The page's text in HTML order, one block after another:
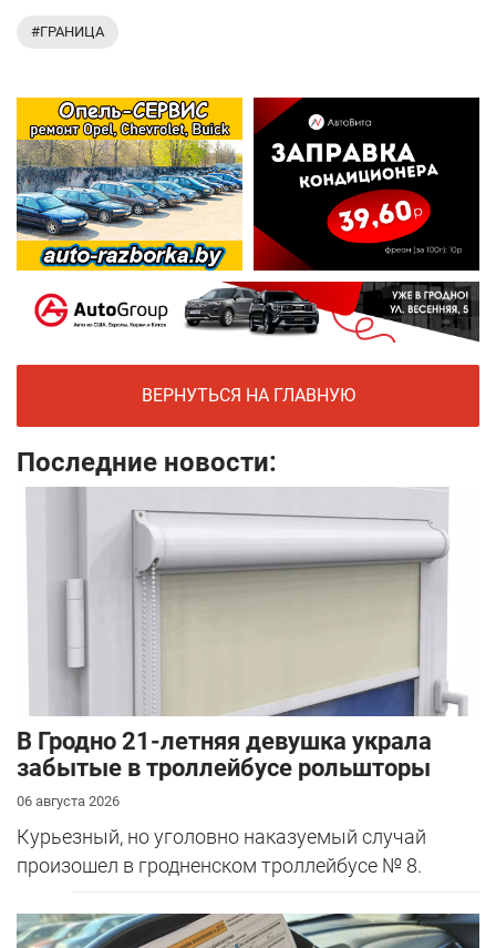
#ГРАНИЦА
ВЕРНУТЬСЯ НА ГЛАВНУЮ
Последние новости:
В Гродно 21-летняя девушка украла
забытые в троллейбусе рольшторы
06 августа 2026
Курьезный, но уголовно наказуемый случай
произошел в гродненском троллейбусе № 8.